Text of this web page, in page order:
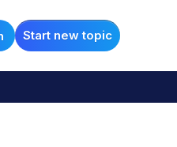
Start new topic